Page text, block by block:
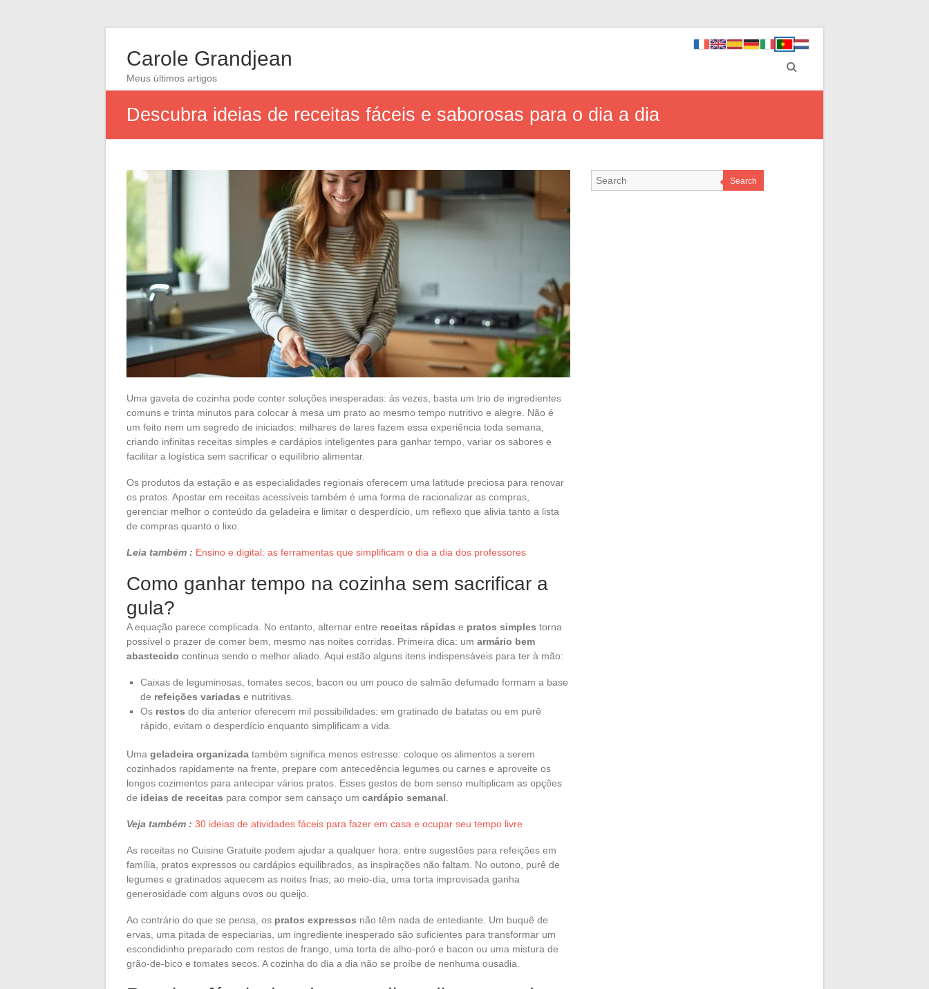
Carole Grandjean
Meus últimos artigos
Descubra ideias de receitas fáceis e saborosas para o dia a dia
Uma gaveta de cozinha pode conter soluções inesperadas: às vezes, basta um trio de ingredientes
comuns e trinta minutos para colocar à mesa um prato ao mesmo tempo nutritivo e alegre. Não é
um feito nem um segredo de iniciados: milhares de lares fazem essa experiência toda semana,
criando infinitas receitas simples e cardápios inteligentes para ganhar tempo, variar os sabores e
facilitar a logística sem sacrificar o equilíbrio alimentar.
Os produtos da estação e as especialidades regionais oferecem uma latitude preciosa para renovar
os pratos. Apostar em receitas acessíveis também é uma forma de racionalizar as compras,
gerenciar melhor o conteúdo da geladeira e limitar o desperdício, um reflexo que alivia tanto a lista
de compras quanto o lixo.
Leia também : Ensino e digital: as ferramentas que simplificam o dia a dia dos professores
Como ganhar tempo na cozinha sem sacrificar a
gula?
A equação parece complicada. No entanto, alternar entre receitas rápidas e pratos simples torna
possível o prazer de comer bem, mesmo nas noites corridas. Primeira dica: um armário bem
abastecido continua sendo o melhor aliado. Aqui estão alguns itens indispensáveis para ter à mão:
Caixas de leguminosas, tomates secos, bacon ou um pouco de salmão defumado formam a base
de refeições variadas e nutritivas.
Os restos do dia anterior oferecem mil possibilidades: em gratinado de batatas ou em purê
rápido, evitam o desperdício enquanto simplificam a vida.
Uma geladeira organizada também significa menos estresse: coloque os alimentos a serem
cozinhados rapidamente na frente, prepare com antecedência legumes ou carnes e aproveite os
longos cozimentos para antecipar vários pratos. Esses gestos de bom senso multiplicam as opções
de ideias de receitas para compor sem cansaço um cardápio semanal
Veja também : 30 ideias de atividades fáceis para fazer em casa e ocupar seu tempo livre
As receitas no Cuisine Gratuite podem ajudar a qualquer hora: entre sugestões para refeições em
família, pratos expressos ou cardápios equilibrados, as inspirações não faltam. No outono, purê de
legumes e gratinados aquecem as noites frias; ao meio-dia, uma torta improvisada ganha
generosidade com alguns ovos ou queijo.
Ao contrário do que se pensa, os pratos expressos não têm nada de entediante. Um buquê de
ervas, uma pitada de especiarias, um ingrediente inesperado são suficientes para transformar um
escondidinho preparado com restos de frango, uma torta de alho-poró e bacon ou uma mistura de
grão-de-bico e tomates secos. A cozinha do dia a dia não se proíbe de nenhuma ousadia.
Search